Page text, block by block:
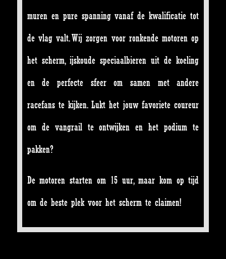
muren en pure spanning vanaf de kwalificatie tot
de vlag valt. Wij zorgen voor ronkende motoren op
het scherm, ijskoude speciaalbieren uit de koeling
en de perfecte sfeer om samen met andere
racefans te kijken. Lukt het jouw favoriete coureur
om de vangrail te ontwijken en het podium te
pakken?
De motoren starten om 15 uur, maar kom op tijd
om de beste plek voor het scherm te claimen!